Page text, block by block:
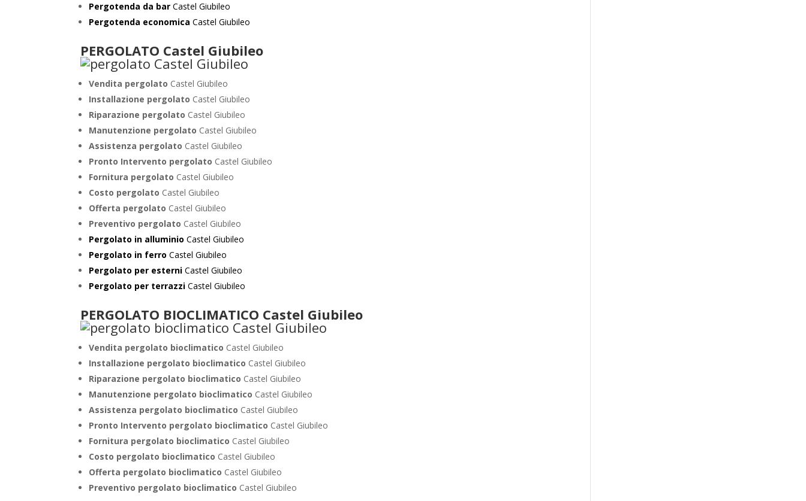
Pergotenda da bar Castel Giubileo
Pergotenda economica Castel Giubileo
PERGOLATO Castel Giubileo
Vendita pergolato Castel Giubileo
Installazione pergolato Castel Giubileo
Riparazione pergolato Castel Giubileo
Manutenzione pergolato Castel Giubileo
Assistenza pergolato Castel Giubileo
Pronto Intervento pergolato Castel Giubileo
Fornitura pergolato Castel Giubileo
Costo pergolato Castel Giubileo
Offerta pergolato Castel Giubileo
Preventivo pergolato Castel Giubileo
Pergolato in alluminio Castel Giubileo
Pergolato in ferro Castel Giubileo
Pergolato per esterni Castel Giubileo
Pergolato per terrazzi Castel Giubileo
PERGOLATO BIOCLIMATICO Castel Giubileo
Vendita pergolato bioclimatico Castel Giubileo
Installazione pergolato bioclimatico Castel Giubileo
Riparazione pergolato bioclimatico Castel Giubileo
Manutenzione pergolato bioclimatico Castel Giubileo
Assistenza pergolato bioclimatico Castel Giubileo
Pronto Intervento pergolato bioclimatico Castel Giubileo
Fornitura pergolato bioclimatico Castel Giubileo
Costo pergolato bioclimatico Castel Giubileo
Offerta pergolato bioclimatico Castel Giubileo
Preventivo pergolato bioclimatico Castel Giubileo